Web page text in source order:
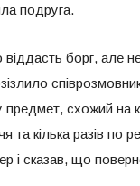
подруга.
борг, але
предмет, схожий на
та кілька разів по
і сказав, що